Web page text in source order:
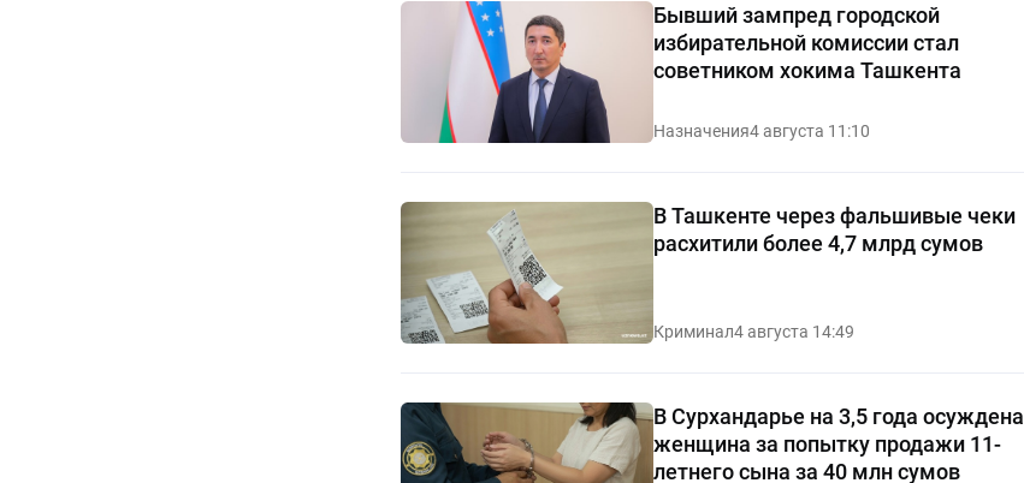
Бывший зампред городской
избирательной комиссии стал
советником хокима Ташкента
Назначения4 августа 11:10
В Ташкенте через фальшивые чеки
расхитили более 4,7 млрд сумов
Криминал4 августа 14:49
В Сурхандарье на 3,5 года осуждена
женщина за попытку продажи 11-
летнего сына за 40 млн сумов